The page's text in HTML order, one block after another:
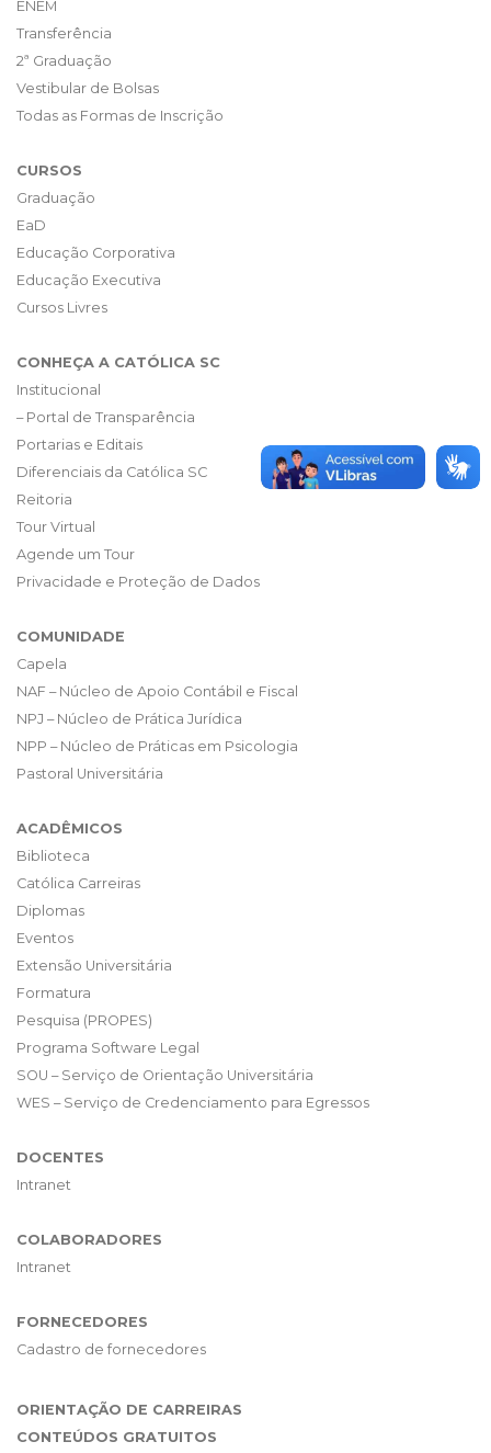
ENEM
Transferência
2ª Graduação
Vestibular de Bolsas
Todas as Formas de Inscrição
CURSOS
Graduação
EaD
Educação Corporativa
Educação Executiva
Cursos Livres
CONHEÇA A CATÓLICA SC
Institucional
– Portal de Transparência
Portarias e Editais
Diferenciais da Católica SC
Reitoria
Tour Virtual
Agende um Tour
Privacidade e Proteção de Dados
COMUNIDADE
Capela
NAF – Núcleo de Apoio Contábil e Fiscal
NPJ – Núcleo de Prática Jurídica
NPP – Núcleo de Práticas em Psicologia
Pastoral Universitária
ACADÊMICOS
Biblioteca
Católica Carreiras
Diplomas
Eventos
Extensão Universitária
Formatura
Pesquisa (PROPES)
Programa Software Legal
SOU – Serviço de Orientação Universitária
WES – Serviço de Credenciamento para Egressos
DOCENTES
Intranet
COLABORADORES
Intranet
FORNECEDORES
Cadastro de fornecedores
ORIENTAÇÃO DE CARREIRAS
CONTEÚDOS GRATUITOS